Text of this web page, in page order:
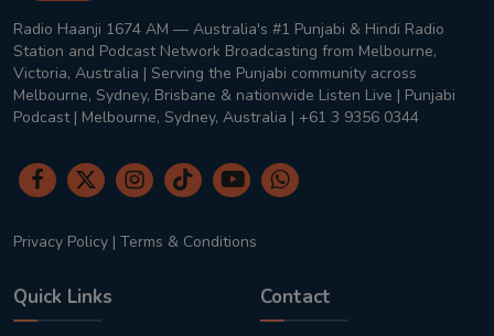
Radio Haanji 1674 AM — Australia's #1 Punjabi & Hindi Radio
Station and Podcast Network Broadcasting from Melbourne,
Victoria, Australia | Serving the Punjabi community across
Melbourne, Sydney, Brisbane & nationwide Listen Live | Punjabi
Podcast | Melbourne, Sydney, Australia | +61 3 9356 0344
Privacy Policy | Terms & Conditions
Quick Links Contact